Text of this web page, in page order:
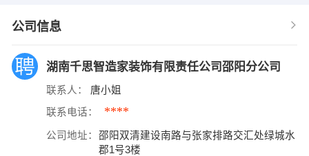
公司信息
湖南千思智造家装饰有限责任公司邵阳分公司
联系人： 唐小姐
联系电话： ****
公司地址：
邵阳双清建设南路与张家排路交汇处绿城水
郡1号3楼